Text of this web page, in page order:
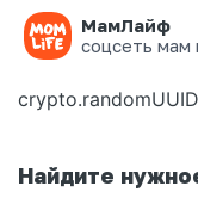
МамЛайф
соцсеть мам
Ошибка на
Найдите